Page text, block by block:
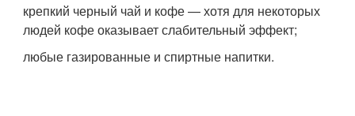
крепкий черный чай и кофе — хотя для некоторых
людей кофе оказывает слабительный эффект;
любые газированные и спиртные напитки.